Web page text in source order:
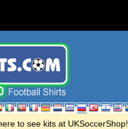
to see kits at UKSoccerShop!